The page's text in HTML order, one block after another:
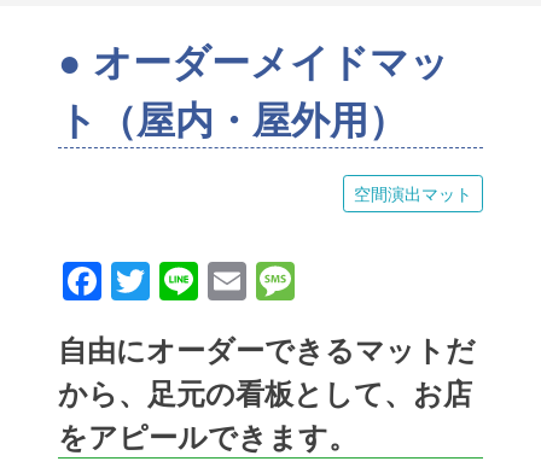
オーダーメイドマッ
ト（屋内・屋外用）
空間演出マット
Facebook
Twitter
LineEmail
自由にオーダーできるマットだ
から、足元の看板として、お店
をアピールできます。